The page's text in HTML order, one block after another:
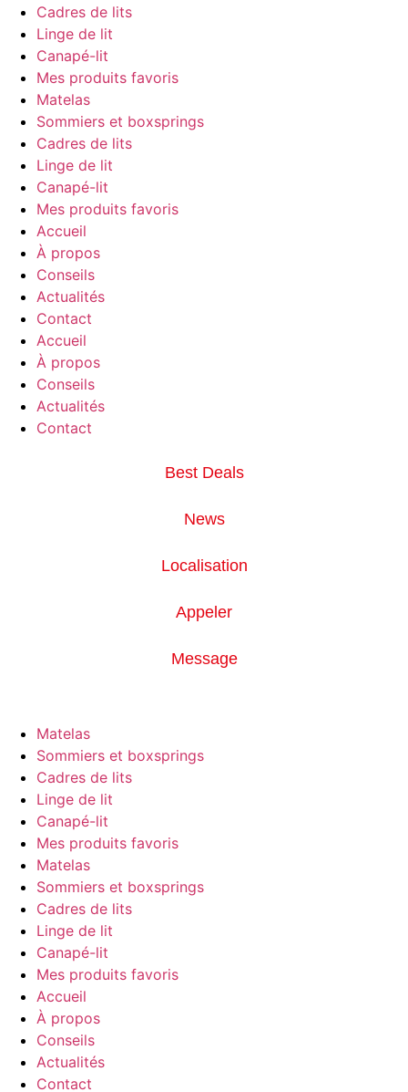
Cadres de lits
Linge de lit
Canapé-lit
Mes produits favoris
Matelas
Sommiers et boxsprings
Cadres de lits
Linge de lit
Canapé-lit
Mes produits favoris
Accueil
À propos
Conseils
Actualités
Contact
Accueil
À propos
Conseils
Actualités
Contact
Best Deals
News
Localisation
Appeler
Message
Matelas
Sommiers et boxsprings
Cadres de lits
Linge de lit
Canapé-lit
Mes produits favoris
Matelas
Sommiers et boxsprings
Cadres de lits
Linge de lit
Canapé-lit
Mes produits favoris
Accueil
À propos
Conseils
Actualités
Contact